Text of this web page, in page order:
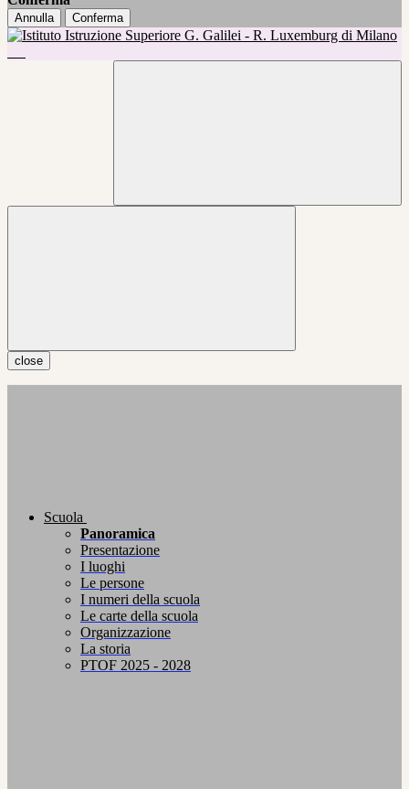
Annulla Conferma
close
Scuola
Panoramica
Presentazione
I luoghi
Le persone
I numeri della scuola
Le carte della scuola
Organizzazione
La storia
PTOF 2025 - 2028